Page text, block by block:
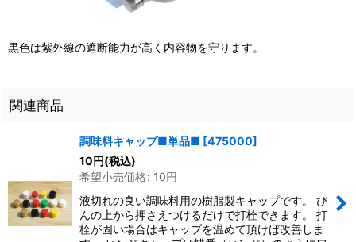
黒色は紫外線の遮断能力が高く内容物を守ります。
関連商品
調味料キャップ■単品■ [475000]
10円(税込)
希望小売価格: 10円
液切れの良い調味料用の樹脂製キャップです。 び
んの上から押さえつけるだけで打栓できます。 打
栓が固い場合はキャップを温めて頂けば改善しま